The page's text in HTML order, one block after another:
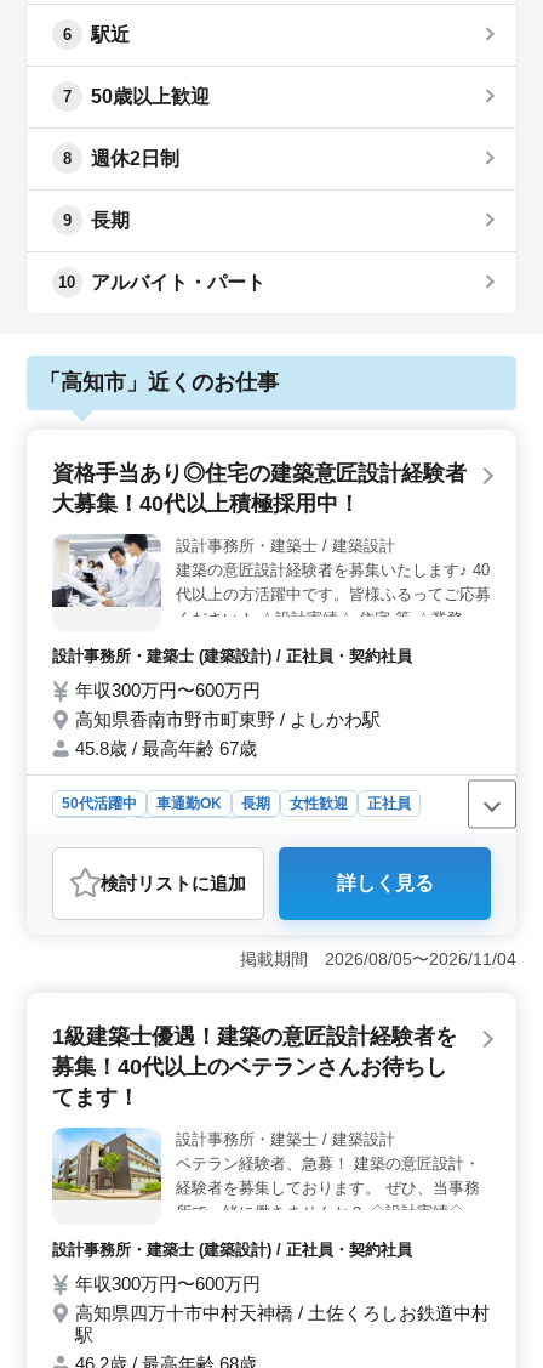
6 駅近
7 50歳以上歓迎
8 週休2日制
9 長期
10 アルバイト・パート
「高知市」近くのお仕事
資格手当あり◎住宅の建築意匠設計経験者
大募集！40代以上積極採用中！
設計事務所・建築士 / 建築設計
建築の意匠設計経験者を募集いたします♪ 40
代以上の方活躍中です。皆様ふるってご応募
ください！ ☆設計実績☆ 住宅 等 ☆業務内
ニング ・基本設計、実施設計、積算 ・確認
申請、各種書類作成、施工会社選定、設計監
理 等 ・CAD操作あり ☆交通費支給 ☆資格
手当支給 ☆無料駐車場完備 40代以上のスタ
合わせ下さい。
設計事務所・建築士 (建築設計) / 正社員・契約社員
年収300万円〜600万円
高知県香南市野市町東野 / よしかわ駅
45.8歳 / 最高年齢 67歳
50代活躍中 車通勤OK 長期 女性歓迎
正社員
おすすめポイント
＜経験と資格を活かせる職場＞ 2級建築士以上の資格を
持ち、建築設計業務の経験が6年以上ある方を対象として
アを最大限に活かせます。CADの操作経験も求められて
本的に休みです。土曜日は隔週での勤務となり、長期休
暇も充実しています。月平均20時間の残業時間も比較的
少なく、ワークライフバランスを保ちながら働ける職場
です。 ＜豊富な福利厚生＞ 交通費全額支給や無料
駐車場の完備に加え、社会保険も完備されています。長
期勤務を見据えている方には安心の環境です。50代以上
のスタッフが多く活躍しており、同年代の仲間とともに
働くことができます。
検討リスト に追加 詳しく見る
掲載期間 2026/08/05〜2026/11/04
1級建築士優遇！建築の意匠設計経験者を
募集！40代以上のベテランさんお待ちし
てます！
設計事務所・建築士 / 建築設計
ベテラン経験者、急募！ 建築の意匠設計・
経験者を募集しております。 ぜひ、当事務
所で一緒に働きませんか？ ◇設計実績◇ 公
業務内容◇ ・施主打ち合わせ、現地調査、
プランニング ・基本設計、実施設計、積算
・確認申請、各種書類作成、施工会社選定、
◇1級建築士優遇 ◇土日祝休み 40代以上の
設計事務所・建築士 (建築設計) / 正社員・契約社員
年収300万円〜600万円
高知県四万十市中村天神橋 / 土佐くろしお鉄道中村
駅
46.2歳 / 最高年齢 68歳